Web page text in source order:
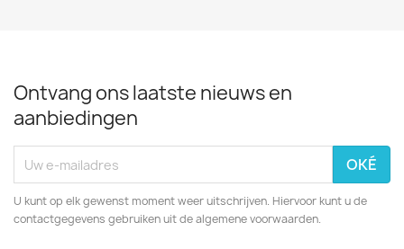
Ontvang ons laatste nieuws en
aanbiedingen
U kunt op elk gewenst moment weer uitschrijven. Hiervoor kunt u de
contactgegevens gebruiken uit de algemene voorwaarden.